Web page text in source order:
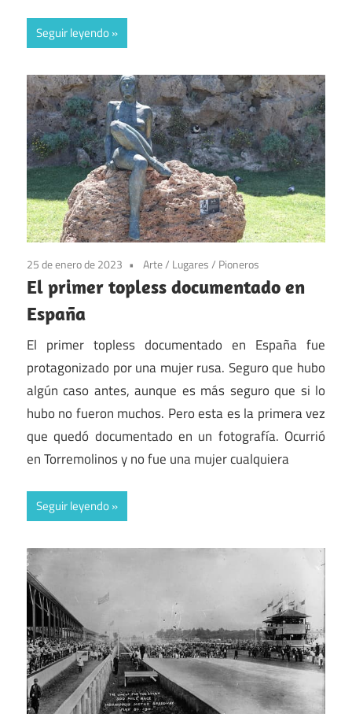
Seguir leyendo
25 de enero de 2023 Arte/ Lugares/ Pioneros
El primer topless documentado en
España
El primer topless documentado en España fue
protagonizado por una mujer rusa. Seguro que hubo
algún caso antes, aunque es más seguro que si lo
hubo no fueron muchos. Pero esta es la primera vez
que quedó documentado en un fotografía. Ocurrió
en Torremolinos y no fue una mujer cualquiera
Seguir leyendo